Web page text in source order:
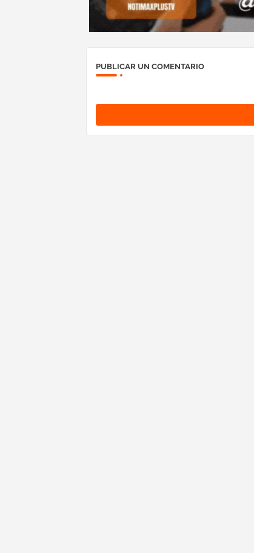
PUBLICAR UN COMENTARIO